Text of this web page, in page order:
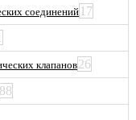
соединений17
клапанов26
88